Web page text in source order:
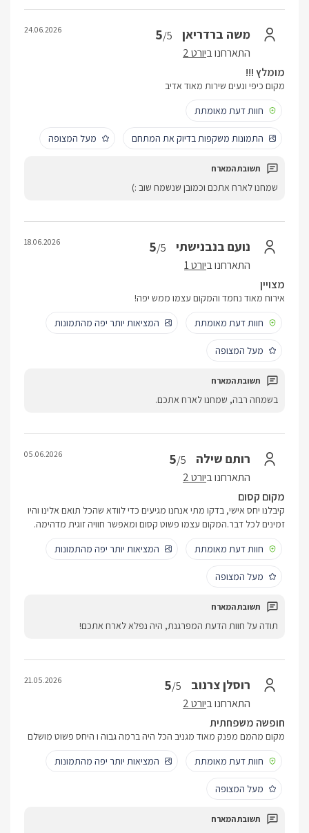
משה ברדריאן 5/5
התארחנו ביורט 2
24.06.2026
מומלץ !!!
מקום כיפי ונעים שירות מאוד אדיב
חוות דעת מאומתת
התמונות משקפות בדיוק את המתחם מעל המצופה
שמחנו לארח אתכם וכמובן שנשמח שוב :)
נועם בנבנישתי 5/5
התארחנו ביורט 1
18.06.2026
מצויין
אירוח מאוד נחמד והמקום עצמו ממש יפה!
חוות דעת מאומתת
המציאות יותר יפה מהתמונות
מעל המצופה
בשמחה רבה, שמחנו לארח אתכם.
רותם שילה 5/5
התארחנו ביורט 2
05.06.2026
מקום קסום
קיבלנו יחס אישי, בדקו מתי אנחנו מגיעים כדי לוודא שהכל תואם אלינו והיו
זמינים לכל דבר.המקום עצמו פשוט קסום ומאפשר חוויה זוגית מדהימה.
חוות דעת מאומתת
המציאות יותר יפה מהתמונות
מעל המצופה
תודה על חוות הדעת המפרגנת, היה נפלא לארח אתכם!
רוסלן צרנוב 5/5
התארחנו ביורט 2
21.05.2026
חופשה משפחתית
מקום מהמם מפנק מאוד מגניב הכל היה ברמה גבוה ו היחס פשוט מושלם
חוות דעת מאומתת
המציאות יותר יפה מהתמונות
מעל המצופה